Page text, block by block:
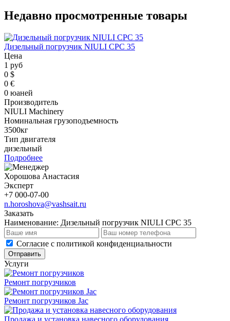
Недавно просмотренные товары
Дизельный погрузчик NIULI CPC 35
Цена
1 руб
0 $
0 €
0 юаней
Производитель
NIULI Machinery
Номинальная грузоподъемность
3500кг
Тип двигателя
дизельный
Подробнее
Хорошова Анастасия
Эксперт
+7 000-07-00
n.horoshova@vashsait.ru
Заказать
Наименование: Дизельный погрузчик NIULI CPC 35
Cогласие с политикой конфиденциальности
Отправить
Услуги
Ремонт погрузчиков
Ремонт погрузчиков Jac
Продажа и установка навесного оборудования